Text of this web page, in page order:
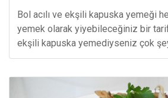
Bol acılı ve ekşili kapuska yemeği
yemek olarak yiyebileceğiniz bir
ekşili kapuska yemediyseniz çok